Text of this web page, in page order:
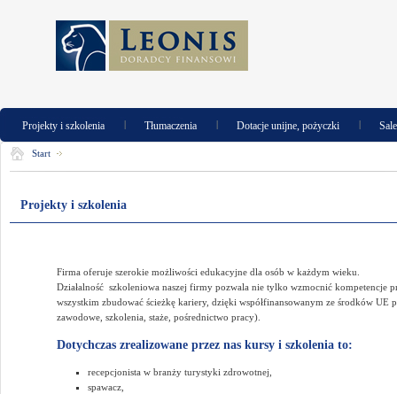
Projekty i szkolenia | Tłumaczenia | Dotacje unijne, pożyczki |
Start
Projekty i szkolenia
Firma oferuje szerokie możliwości edukacyjne dla osób w każdym wieku.
Działalność szkoleniowa naszej firmy pozwala nie tylko wzmocnić kompetencje
wszystkim zbudować ścieżkę kariery, dzięki współfinansowanym ze środków
zawodowe, szkolenia, staże, pośrednictwo pracy).
Dotychczas zrealizowane przez nas kursy i szkolenia to:
recepcjonista w branży turystyki zdrowotnej,
spawacz,